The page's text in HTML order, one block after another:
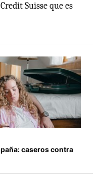
Suisse que es
caseros contra